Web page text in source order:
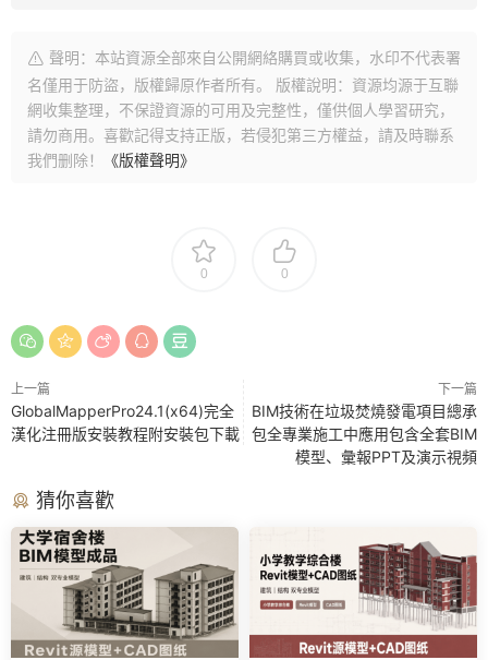
聲明：本站資源全部來自公開網絡購買或收集，水印不代表署
名僅用于防盜，版權歸原作者所有。 版權說明：資源均源于互聯
網收集整理，不保證資源的可用及完整性，僅供個人學習研究，
請勿商用。喜歡記得支持正版，若侵犯第三方權益，請及時聯系
我們删除！
《版權聲明》
0 0
上一篇
GlobalMapperPro24.1(x64)完全
漢化注冊版安裝教程附安裝包下載
下一篇
BIM技術在垃圾焚燒發電項目總承
包全專業施工中應用包含全套BIM
模型、彙報PPT及演示視頻
猜你喜歡